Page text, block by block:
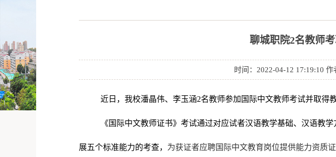
聊城职院2名教师
时间：2022-04-12 17:19:10
近日，我校潘晶伟、李玉涵2名教师参加国际中文教师考试并取得
《国际中文教师证书》考试通过对应试者汉语教学基础、汉语教
展五个标准能力的考查， 为获证者应聘国际中文教育岗位提供能力资质证